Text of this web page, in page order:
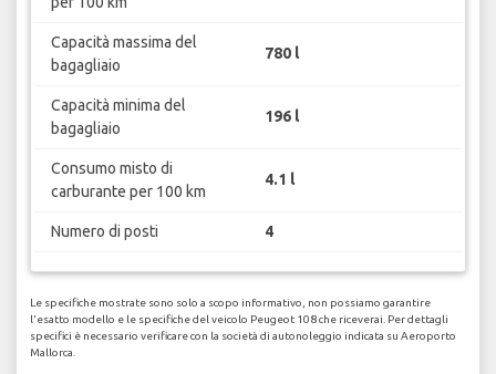
Capacità massima del
bagagliaio
780 l
Capacità minima del
bagagliaio
196 l
Consumo misto di
carburante per 100 km
4.1 l
Numero di posti 4
Le specifiche mostrate sono solo a scopo informativo, non possiamo garantire
l'esatto modello e le specifiche del veicolo Peugeot 108 che riceverai. Per dettagli
specifici è necessario verificare con la società di autonoleggio indicata su Aeroporto
Mallorca.